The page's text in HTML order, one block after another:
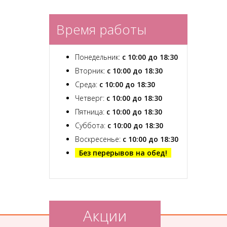
Время работы
Понедельник: с 10:00 до 18:30
Вторник: с 10:00 до 18:30
Среда: с 10:00 до 18:30
Четверг: с 10:00 до 18:30
Пятница: с 10:00 до 18:30
Суббота: с 10:00 до 18:30
Воскресенье: с 10:00 до 18:30
Без перерывов на обед!
Акции